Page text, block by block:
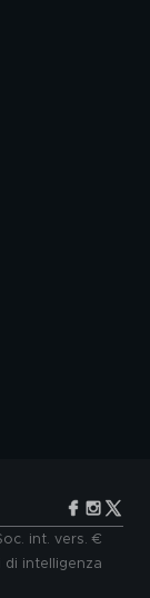
int. vers. €
intelligenza